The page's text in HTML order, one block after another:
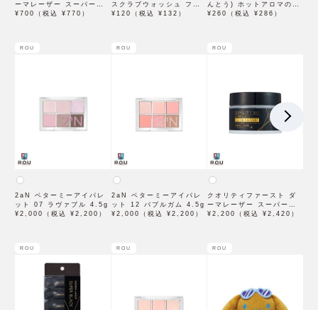
ーマレーザー スーパーレ
チノール100マスク 7枚入
¥700（税込 ¥770）
スクラブウォッシュ フラ
ワーマーケット トライア
¥120（税込 ¥132）
んとう) ホットアロマの香
り 60g 入浴剤
¥260（税込 ¥286）
ROU
2aN ベターミーアイパレ
ット 07 ラヴァブル 4.5g
¥2,000（税込 ¥2,200）
ROU
2aN ベターミーアイパレ
ット 12 バブルガム 4.5g
¥2,000（税込 ¥2,200）
ROU
クオリティファースト ダ
ーマレーザー スーパーブ
ラックVC100クリーム
¥2,200（税込 ¥2,420）
ROU ROU ROU